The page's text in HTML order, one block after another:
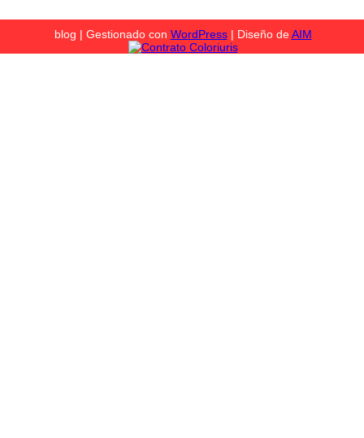
blog | Gestionado con WordPress| Diseño deAIM